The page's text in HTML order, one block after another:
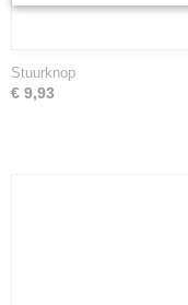
Stuurknop
€ 9,93